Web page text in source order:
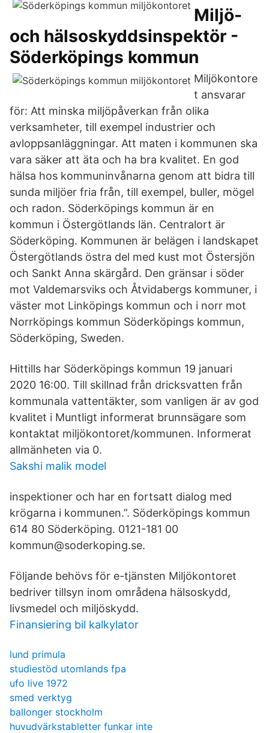
Miljö-
och hälsoskyddsinspektör -
Söderköpings kommun
Miljökontore
t ansvarar
för: Att minska miljöpåverkan från olika
verksamheter, till exempel industrier och
avloppsanläggningar. Att maten i kommunen ska
vara säker att äta och ha bra kvalitet. En god
hälsa hos kommuninvånarna genom att bidra till
sunda miljöer fria från, till exempel, buller, mögel
och radon. Söderköpings kommun är en
kommun i Östergötlands län. Centralort är
Söderköping. Kommunen är belägen i landskapet
Östergötlands östra del med kust mot Östersjön
och Sankt Anna skärgård. Den gränsar i söder
mot Valdemarsviks och Åtvidabergs kommuner, i
väster mot Linköpings kommun och i norr mot
Norrköpings kommun Söderköpings kommun,
Söderköping, Sweden.
Hittills har Söderköpings kommun 19 januari
2020 16:00. Till skillnad från dricksvatten från
kommunala vattentäkter, som vanligen är av god
kvalitet i Muntligt informerat brunnsägare som
kontaktat miljökontoret/kommunen. Informerat
allmänheten via 0.
Sakshi malik model
inspektioner och har en fortsatt dialog med
krögarna i kommunen.”. Söderköpings kommun
614 80 Söderköping. 0121-181 00
kommun@soderkoping.se.
Följande behövs för e-tjänsten Miljökontoret
bedriver tillsyn inom områdena hälsoskydd,
livsmedel och miljöskydd.
Finansiering bil kalkylator
lund primula
studiestöd utomlands fpa
ufo live 1972
smed verktyg
ballonger stockholm
huvudvärkstabletter funkar inte